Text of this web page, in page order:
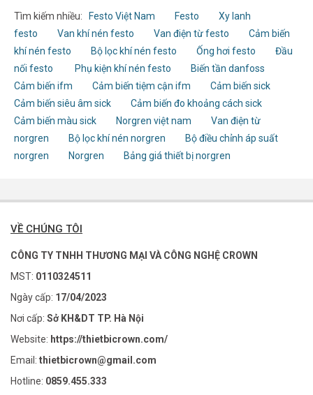
Tìm kiếm nhiều: Festo Việt Nam Festo
Xy lanh
festo
Van khí nén festo Van điện từ festo
Cảm biến
khí nén festo
Bộ lọc khí nén festo Ống hơi festo
Đầu
nối festo
Phụ kiện khí nén festo
Biến tần danfoss
Cảm biến ifm
Cảm biến tiệm cận ifm
Cảm biến sick
Cảm biến siêu âm sick
Cảm biến đo khoảng cách sick
Cảm biến màu sick
Norgren việt nam
Van điện từ
norgren
Bộ lọc khí nén norgren
Bộ điều chỉnh áp suất
norgren
Norgren Bảng giá thiết bị norgren
VỀ CHÚNG TÔI
CÔNG TY TNHH THƯƠNG MẠI VÀ CÔNG NGHỆ CROWN
MST: 0110324511
Ngày cấp: 17/04/2023
Nơi cấp: Sở KH&DT TP. Hà Nội
Website: https://thietbicrown.com/
Email: thietbicrown@gmail.com
Hotline: 0859.455.333